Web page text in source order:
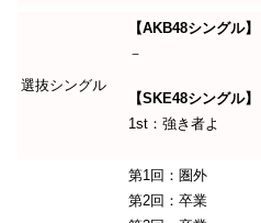
選抜シングル
【AKB48シングル】
－
【SKE48シングル】
1st：強き者よ
第1回：圏外
第2回：卒業